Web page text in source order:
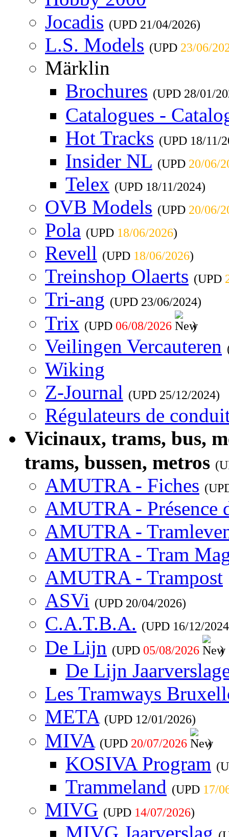
Jocadis (UPD 21/04/2026)
L.S. Models (UPD 23/06/
Märklin
Brochures (UPD 28/01/
Catalogues -
Hot Tracks (UPD 18/11/
Insider NL (UPD 20/06/
Telex (UPD 18/11/2024)
OVB Models (UPD 20/06/
Pola (UPD 18/06/2026)
Revell (UPD 18/06/2026)
Treinshop Olaerts (UPD
Tri-ang (UPD 23/06/2024)
Trix (UPD 06/08/2026 )
Veilingen Vercauteren
Wiking
Z-Journal (UPD 25/12/2024)
Régulateurs de
Vicinaux, trams, bus,
trams, bussen, metros
AMUTRA - Fiches
AMUTRA - Présence
AMUTRA -
AMUTRA - Tram
AMUTRA - Trampost
ASVi (UPD 20/04/2026)
C.A.T.B.A. (UPD 16/12/2024
De Lijn (UPD 05/08/2026 )
De Lijn
Les Tramways
META (UPD 12/01/2026)
MIVA (UPD 20/07/2026 )
KOSIVA Program
Trammeland (UPD 17/
MIVG (UPD 14/07/2026)